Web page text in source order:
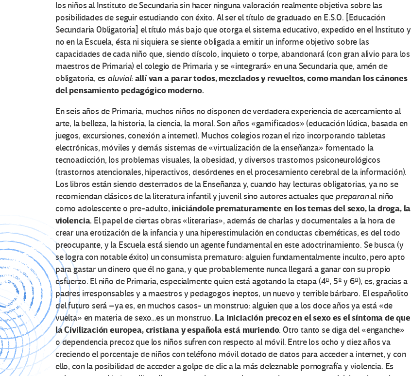
los niños al Instituto de Secundaria sin hacer ninguna valoración realmente objetiva sobre las
posibilidades de seguir estudiando con éxito. Al ser el título de graduado en E.S.O. [Educación
Secundaria Obligatoria] el título más bajo que otorga el sistema educativo, expedido en el Instituto y
no en la Escuela, ésta ni siquiera se siente obligada a emitir un informe objetivo sobre las
capacidades de cada niño que, siendo díscolo, inquieto o torpe, abandonará (con gran alivio para los
maestros de Primaria) el colegio de Primaria y se «integrará» en una Secundaria que, amén de
obligatoria, es aluvial: allí van a parar todos, mezclados y revueltos, como mandan los cánones
del pensamiento pedagógico moderno.
En seis años de Primaria, muchos niños no disponen de verdadera experiencia de acercamiento al
arte, la belleza, la historia, la ciencia, la moral. Son años «gamificados» (educación lúdica, basada en
juegos, excursiones, conexión a internet). Muchos colegios rozan el rizo incorporando tabletas
electrónicas, móviles y demás sistemas de «virtualización de la enseñanza» fomentado la
tecnoadicción, los problemas visuales, la obesidad, y diversos trastornos psiconeurológicos
(trastornos atencionales, hiperactivos, desórdenes en el procesamiento cerebral de la información).
Los libros están siendo desterrados de la Enseñanza y, cuando hay lecturas obligatorias, ya no se
recomiendan clásicos de la literatura infantil y juvenil sino autores actuales que preparanal niño
como adolescente o pre-adulto, iniciándole prematuramente en los temas del sexo, la droga, la
violencia. El papel de ciertas obras «literarias», además de charlas y documentales a la hora de
crear una erotización de la infancia y una hiperestimulación en conductas cibernéticas, es del todo
preocupante, y la Escuela está siendo un agente fundamental en este adoctrinamiento. Se busca (y
se logra con notable éxito) un consumista prematuro: alguien fundamentalmente inculto, pero apto
para gastar un dinero que él no gana, y que probablemente nunca llegará a ganar con su propio
esfuerzo. El niño de Primaria, especialmente quien está agotando la etapa (4º, 5º y 6º), es, gracias a
padres irresponsables y a maestros y pedagogos ineptos, un nuevo y terrible bárbaro. El españolito
del futuro será –ya es, en muchos casos- un monstruo: alguien que a los doce años ya está «de
vuelta» en materia de sexo…es un monstruo. La iniciación precoz en el sexo es el síntoma de que
la Civilización europea, cristiana y española está muriendo. Otro tanto se diga del «enganche»
o dependencia precoz que los niños sufren con respecto al móvil. Entre los ocho y diez años va
creciendo el porcentaje de niños con teléfono móvil dotado de datos para acceder a internet, y con
ello, con la posibilidad de acceder a golpe de clic a la más deleznable pornografía y violencia. Es